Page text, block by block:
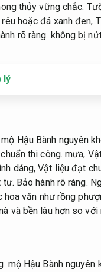
thủy vững chắc.
hoặc đá xanh đen,
rõ ràng. không bị
lý
Hậu Bành nguyên
thi công. mưa,
dáng,Vật liệu đạt
tư. Bảo hành rõ ràng.
hoa văn như rồng
và bền lâu hơn so với
mộ Hậu Bành